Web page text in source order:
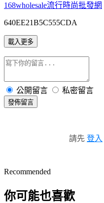
168wholesale流行時尚批發網
640EE21B5C555CDA
載入更多
公開留言 私密留言
發佈留言
請先 登入
Recommended
你可能也喜歡